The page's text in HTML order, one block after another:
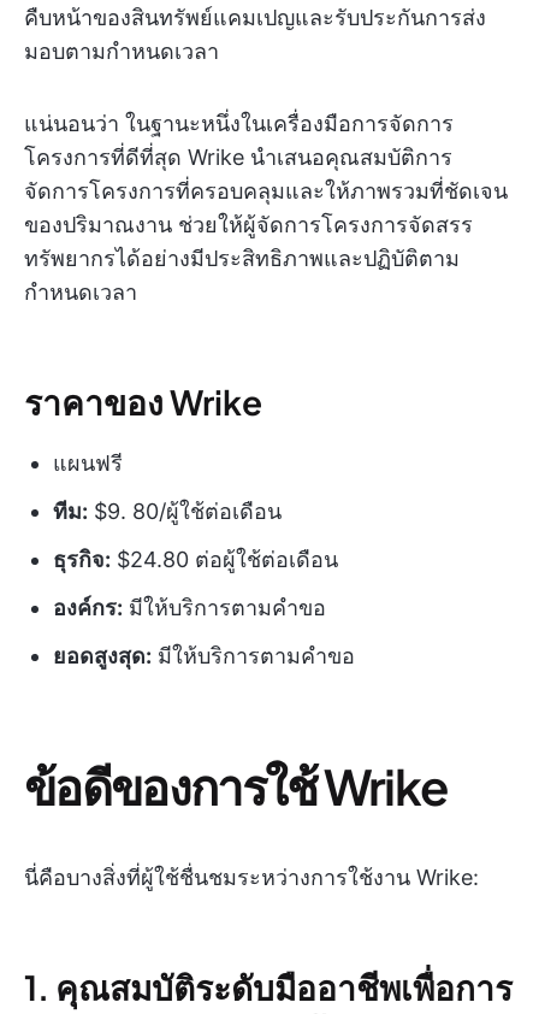
คืบหน้าของสินทรัพย์แคมเปญและรับประกันการส่ง
มอบตามกำหนดเวลา
แน่นอนว่า ในฐานะหนึ่งในเครื่องมือการจัดการ
โครงการที่ดีที่สุด Wrike นำเสนอคุณสมบัติการ
จัดการโครงการที่ครอบคลุมและให้ภาพรวมที่ชัดเจน
ของปริมาณงาน ช่วยให้ผู้จัดการโครงการจัดสรร
ทรัพยากรได้อย่างมีประสิทธิภาพและปฏิบัติตาม
กำหนดเวลา
ราคาของ Wrike
แผนฟรี
ทีม: $9. 80/ผู้ใช้ต่อเดือน
ธุรกิจ: $24.80 ต่อผู้ใช้ต่อเดือน
องค์กร: มีให้บริการตามคำขอ
ยอดสูงสุด: มีให้บริการตามคำขอ
ข้อดีของการใช้ Wrike
นี่คือบางสิ่งที่ผู้ใช้ชื่นชมระหว่างการใช้งาน Wrike:
1. คุณสมบัติระดับมืออาชีพเพื่อการ